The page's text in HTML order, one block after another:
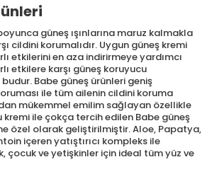
güneş ışınlarına maruz kalmakla
cildini korumalıdır. Uygun güneş kremi
etkilerini en aza indirirmeye yardımcı
etkilere karşı güneş koruyucu
budur. Babe güneş ürünleri geniş
ile tüm ailenin cildini koruma
mükemmel emilim sağlayan özellikle
kremi ile çokça tercih edilen Babe güneş
özel olarak geliştirilmiştir. Aloe, Papatya,
içeren yatıştırıcı kompleks ile
çocuk ve yetişkinler için ideal tüm yüz ve